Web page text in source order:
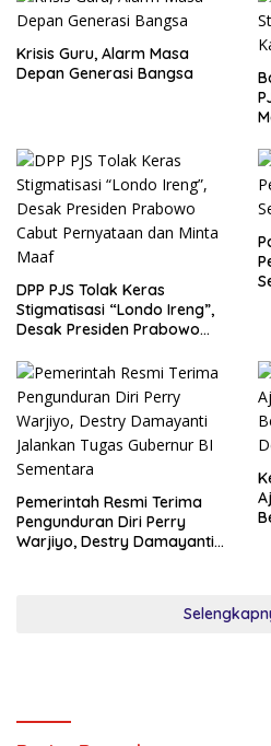
Krisis Guru, Alarm Masa
Depan Generasi Bangsa
DPP PJS Tolak Keras
Stigmatisasi “Londo Ireng”,
Desak Presiden Prabowo
Maaf
Pemerintah Resmi Terima
Pengunduran Diri Perry
Warjiyo, Destry Damayanti